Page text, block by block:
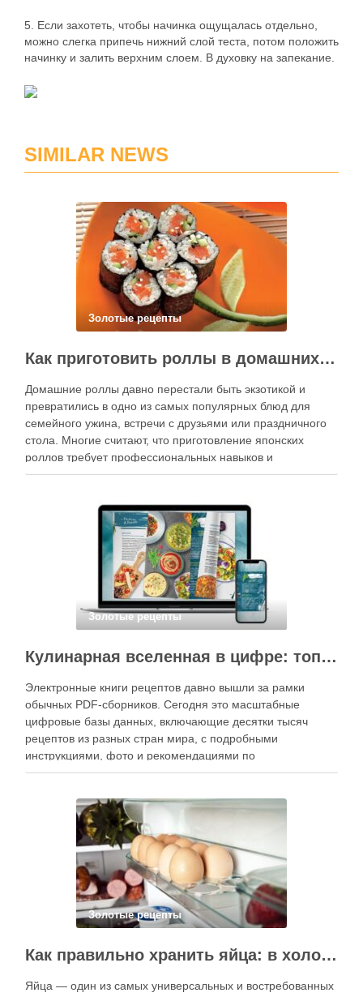
5. Если захотеть, чтобы начинка ощущалась отдельно,
можно слегка припечь нижний слой теста, потом положить
начинку и залить верхним слоем. В духовку на запекание.
SIMILAR NEWS
Золотые рецепты
Как приготовить роллы в домашних условиях?
Домашние роллы давно перестали быть экзотикой и
превратились в одно из самых популярных блюд для
семейного ужина, встречи с друзьями или праздничного
стола. Многие считают, что приготовление японских
роллов требует профессиональных навыков и
специального оборудования, однако на практике сделать
кухне. Главное — …
Золотые рецепты
Кулинарная вселенная в цифре: топ-3 самых больших электронных книг рецептов
Электронные книги рецептов давно вышли за рамки
обычных PDF-сборников. Сегодня это масштабные
цифровые базы данных, включающие десятки тысяч
рецептов из разных стран мира, с подробными
инструкциями, фото и рекомендациями по
приготовлению. В отличие от печатных изданий,
контент, расширять коллекции блюд и добавлять новые
функции. Ниже …
Золотые рецепты
Как правильно хранить яйца: в холодильнике или на полке?
Яйца — один из самых универсальных и востребованных